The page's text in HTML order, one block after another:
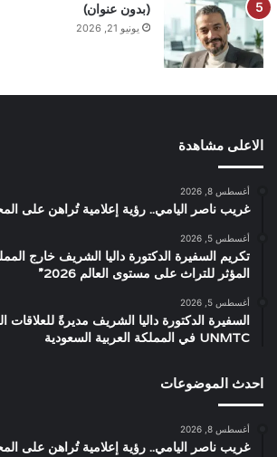
(بدون عنوان)
يونيو 21, 2026
الاعلى مشاهدة
أغسطس 8, 2026
غريب ناصر اليامي.. رؤية إعلامية تُراهن على
أغسطس 5, 2026
تكريم السفيرة الدكتورة داليا الشريف خارج
المؤثر للتراث على مستوى العالم 2026”
أغسطس 5, 2026
السفيرة الدكتورة داليا الشريف مديرةً للعلاقات
UNMTC في المملكة العربية السعودية
احدث الموضوعات
أغسطس 8, 2026
غريب ناصر اليامي.. رؤية إعلامية تُراهن على